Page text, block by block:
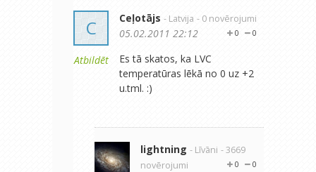
C
Atbildēt
Ceļotājs - Latvija - 0 novērojumi
0
0
05.02.2011 22:12
Es tā skatos, ka LVC
temperatūras lēkā no 0 uz +2
u.tml. :)
lightning - Līvāni - 3669
novērojumi
0
0